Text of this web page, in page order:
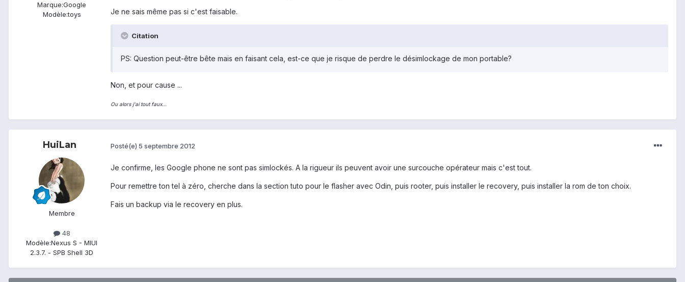
Marque:Google
Modèle:toys Je ne sais même pas si c'est faisable.
Citation
PS: Question peut-être bête mais en faisant cela, est-ce que je risque de perdre le désimlockage de mon portable?
Non, et pour cause ...
Ou alors j'ai tout faux...
HuiLan
Membre
48
Modèle:Nexus S - MIUI
2.3.7. - SPB Shell 3D
Posté(e) 5 septembre 2012
Je confirme, les Google phone ne sont pas simlockés. A la rigueur ils peuvent avoir une surcouche opérateur mais c'est tout.
Pour remettre ton tel à zéro, cherche dans la section tuto pour le flasher avec Odin, puis rooter, puis installer le recovery, puis installer la rom de ton choix.
Fais un backup via le recovery en plus.